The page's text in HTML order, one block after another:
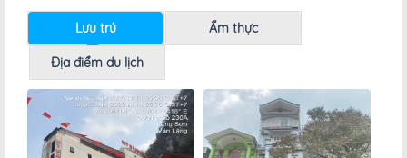
Lưu trú Ẩm thực
Địa điểm du lịch